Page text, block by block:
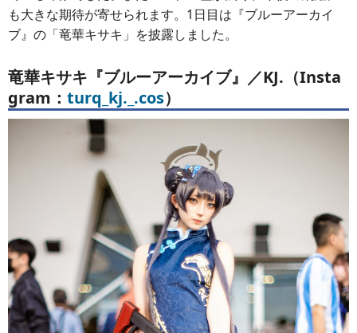
も大きな期待が寄せられます。1日目は『ブルーアーカイ
ブ』の「竜華キサキ」を披露しました。
竜華キサキ『ブルーアーカイブ』／KJ.（Insta
gram： turq_kj._.cos）